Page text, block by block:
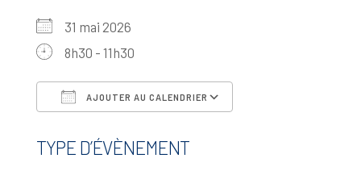
31 mai 2026
8h30 - 11h30
AJOUTER AU CALENDRIER
TYPE D’ÉVÈNEMENT